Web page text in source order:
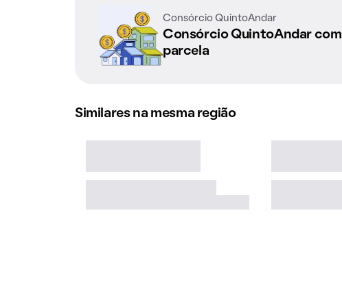
Consórcio QuintoAndar
Consórcio QuintoAndar com
parcela
Similares na mesma região